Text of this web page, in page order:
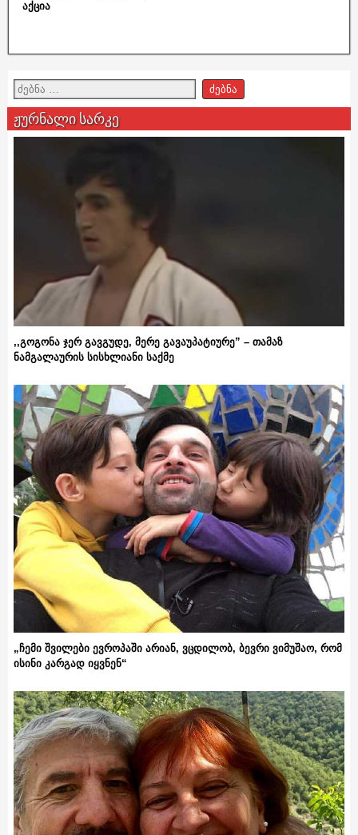
აქცია
ჟურნალი სარკე
,,გოგონა ჯერ გავგუდე, მერე გავაუპატიურე” – თამაზ
ნამგალაურის სისხლიანი საქმე
„ჩემი შვილები ევროპაში არიან, ვცდილობ, ბევრი ვიმუშაო, რომ
ისინი კარგად იყვნენ“